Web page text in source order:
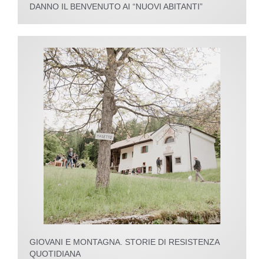
DANNO IL BENVENUTO AI “NUOVI ABITANTI”
GIOVANI E MONTAGNA. STORIE DI RESISTENZA
QUOTIDIANA